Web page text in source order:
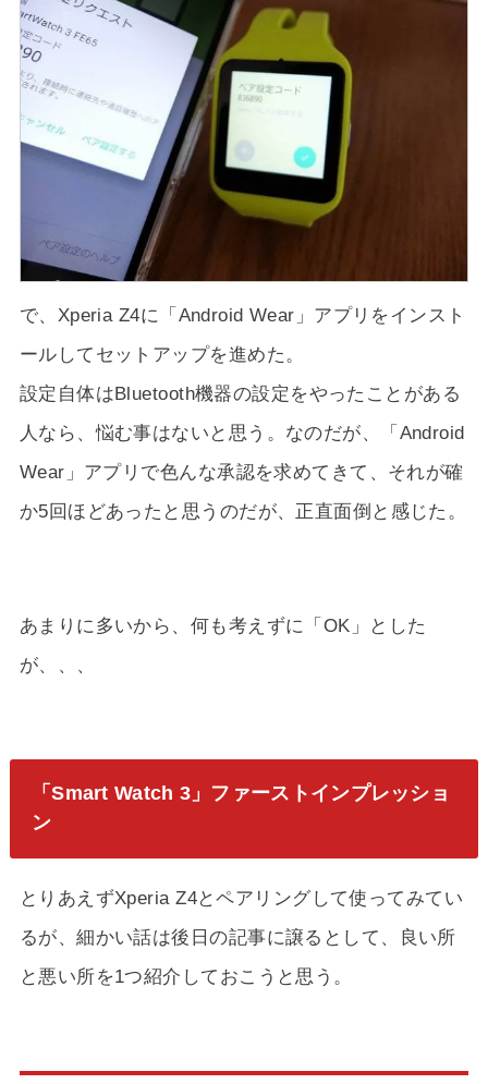
で、Xperia Z4に「Android Wear」アプリをインスト
ールしてセットアップを進めた。
設定自体はBluetooth機器の設定をやったことがある
人なら、悩む事はないと思う。なのだが、「Android
Wear」アプリで色んな承認を求めてきて、それが確
か5回ほどあったと思うのだが、正直面倒と感じた。
あまりに多いから、何も考えずに「OK」とした
が、、、
「Smart Watch 3」ファーストインプレッショ
ン
とりあえずXperia Z4とペアリングして使ってみてい
るが、細かい話は後日の記事に譲るとして、良い所
と悪い所を1つ紹介しておこうと思う。